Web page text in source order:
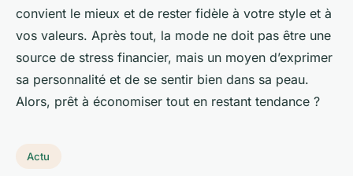
convient le mieux et de rester fidèle à votre style et à
vos valeurs. Après tout, la mode ne doit pas être une
source de stress financier, mais un moyen d’exprimer
sa personnalité et de se sentir bien dans sa peau.
Alors, prêt à économiser tout en restant tendance ?
Actu